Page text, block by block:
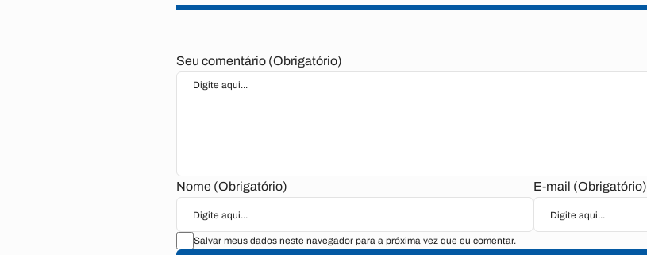
Seu comentário (Obrigatório)
Nome (Obrigatório) E-mail (Obrigatório)
Salvar meus dados neste navegador para a próxima vez que eu comentar.